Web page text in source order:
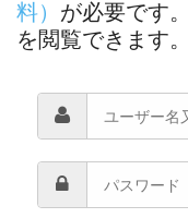
料） が必要です
を閲覧できます。